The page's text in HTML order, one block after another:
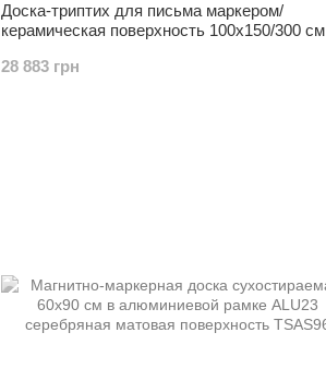
Доска-триптих для письма маркером/
керамическая поверхность 100x150/300 см
28 883 грн